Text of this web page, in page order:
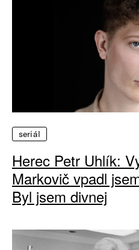
seriál
Herec Petr Uhlík:
Markovič vpadl
Byl jsem divnej